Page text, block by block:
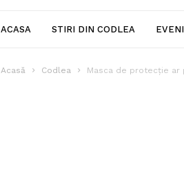
ACASA STIRI DIN CODLEA
Acasă Codlea Masca de protecție ar